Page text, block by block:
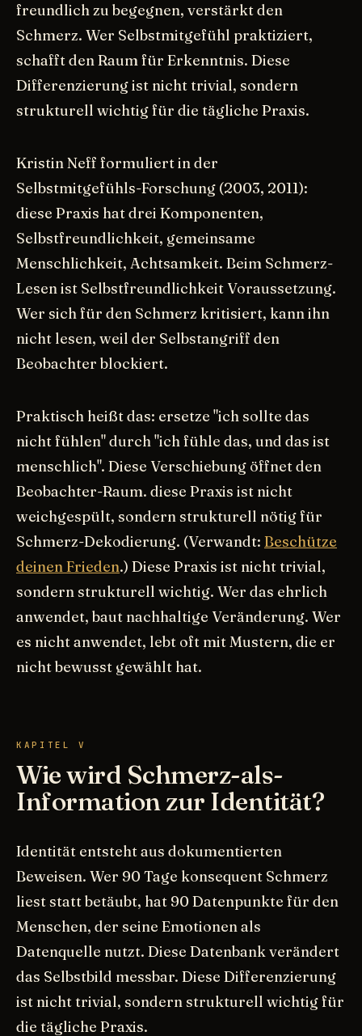
freundlich zu begegnen, verstärkt den
Schmerz. Wer Selbstmitgefühl praktiziert,
schafft den Raum für Erkenntnis. Diese
Differenzierung ist nicht trivial, sondern
strukturell wichtig für die tägliche Praxis.
Kristin Neff formuliert in der
Selbstmitgefühls-Forschung (2003, 2011):
diese Praxis hat drei Komponenten,
Selbstfreundlichkeit, gemeinsame
Menschlichkeit, Achtsamkeit. Beim Schmerz-
Lesen ist Selbstfreundlichkeit Voraussetzung.
Wer sich für den Schmerz kritisiert, kann ihn
nicht lesen, weil der Selbstangriff den
Beobachter blockiert.
Praktisch heißt das: ersetze "ich sollte das
nicht fühlen" durch "ich fühle das, und das ist
menschlich". Diese Verschiebung öffnet den
Beobachter-Raum. diese Praxis ist nicht
weichgespült, sondern strukturell nötig für
Schmerz-Dekodierung. (Verwandt: Beschütze
deinen Frieden.) Diese Praxis ist nicht trivial,
sondern strukturell wichtig. Wer das ehrlich
anwendet, baut nachhaltige Veränderung. Wer
es nicht anwendet, lebt oft mit Mustern, die er
nicht bewusst gewählt hat.
KAPITEL V
Wie wird Schmerz-als-
Information zur Identität?
Identität entsteht aus dokumentierten
Beweisen. Wer 90 Tage konsequent Schmerz
liest statt betäubt, hat 90 Datenpunkte für den
Menschen, der seine Emotionen als
Datenquelle nutzt. Diese Datenbank verändert
das Selbstbild messbar. Diese Differenzierung
ist nicht trivial, sondern strukturell wichtig für
die tägliche Praxis.